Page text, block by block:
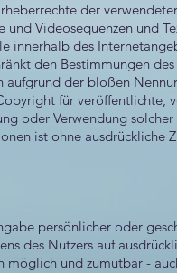
der
Videosequenzen und
innerhalb des
den Bestimmungen
der bloßen
für veröffentlichte,
oder Verwendung
ist ohne ausdrückliche
persönlicher oder
des Nutzers auf
und zumutbar -